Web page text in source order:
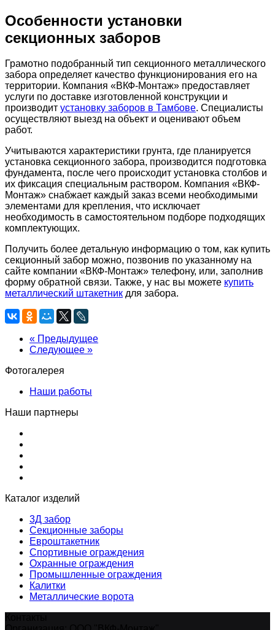
Особенности установки
секционных заборов
Грамотно подобранный тип секционного металлического
забора определяет качество функционирования его на
территории. Компания «ВКФ-Монтаж» предоставляет
услуги по доставке изготовленной конструкции и
производит установку заборов в Тамбове. Специалисты
осуществляют выезд на объект и оценивают объем
работ.
Учитываются характеристики грунта, где планируется
установка секционного забора, производится подготовка
фундамента, после чего происходит установка столбов и
их фиксация специальным раствором. Компания «ВКФ-
Монтаж» снабжает каждый заказ всеми необходимыми
элементами для крепления, что исключает
необходимость в самостоятельном подборе подходящих
комплектующих.
Получить более детальную информацию о том, как купить
секционный забор можно, позвонив по указанному на
сайте компании «ВКФ-Монтаж» телефону, или, заполнив
форму обратной связи. Также, у нас вы можете купить
металлический штакетник для забора.
« Предыдущее
Следующее »
Фотогалерея
Наши работы
Наши партнеры
Каталог изделий
3Д забор
Секционные заборы
Евроштакетник
Спортивные ограждения
Охранные ограждения
Промышленные ограждения
Калитки
Металлические ворота